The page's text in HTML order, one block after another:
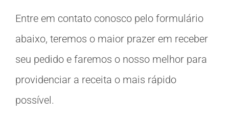
Entre em contato conosco pelo formulário
abaixo, teremos o maior prazer em receber
seu pedido e faremos o nosso melhor para
providenciar a receita o mais rápido
possível.